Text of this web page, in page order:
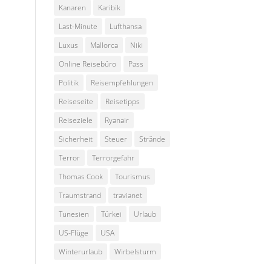
Kanaren
Karibik
Last-Minute
Lufthansa
Luxus
Mallorca
Niki
Online Reisebüro
Pass
Politik
Reisempfehlungen
Reiseseite
Reisetipps
Reiseziele
Ryanair
Sicherheit
Steuer
Strände
Terror
Terrorgefahr
Thomas Cook
Tourismus
Traumstrand
travianet
Tunesien
Türkei
Urlaub
US-Flüge
USA
Winterurlaub
Wirbelsturm